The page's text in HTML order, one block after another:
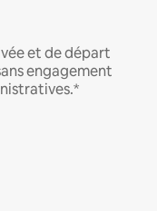
et de départ
engagement